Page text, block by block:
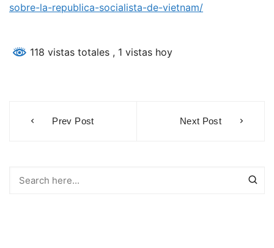
sobre-la-republica-socialista-de-vietnam/
118 vistas totales , 1 vistas hoy
Prev Post Next Post